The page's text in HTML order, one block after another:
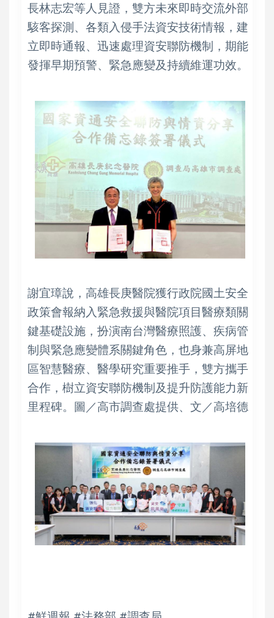
長林志宏等人見證，雙方未來即時交流外部
駭客探測、各類入侵手法資安技術情報，建
立即時通報、迅速處理資安聯防機制，期能
發揮早期預警、緊急應變及持續維運功效。
謝宜璋說，高雄長庚醫院獲行政院國土安全
政策會報納入緊急救援與醫院項目醫療類關
鍵基礎設施，扮演南台灣醫療照護、疾病管
制與緊急應變體系關鍵角色，也身兼高屏地
區智慧醫療、醫學研究重要推手，雙方攜手
合作，樹立資安聯防機制及提升防護能力新
里程碑。圖／高市調查處提供、文／高培德